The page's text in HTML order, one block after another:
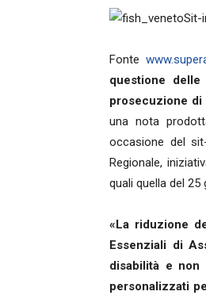
Sit-
Fonte
questione
prosecuzione
una nota
occasione del
Regionale,
quali quella del 25
«La riduzione
Essenziali di
disabilità e non
personalizzati